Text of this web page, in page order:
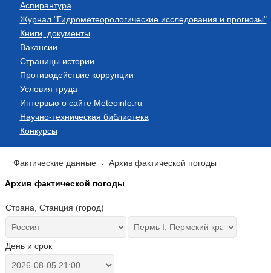
Аспирантура
Журнал "Гидрометеорологические исследования и прогнозы"
Книги, документы
Вакансии
Страницы истории
Противодействие коррупции
Условия труда
Интервью о сайте Meteoinfo.ru
Научно-техническая библиотека
Конкурсы
Фактические данные Архив фактической погоды
Архив фактической погоды
Страна, Станция (город)
День и срок